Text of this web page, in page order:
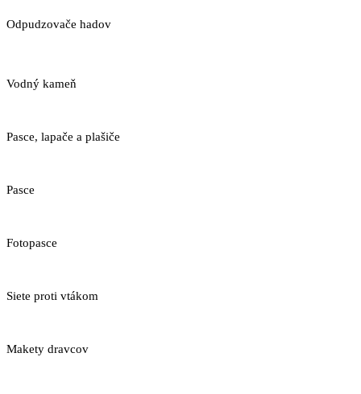
Odpudzovače hadov
Vodný kameň
Pasce, lapače a plašiče
Pasce
Fotopasce
Siete proti vtákom
Makety dravcov